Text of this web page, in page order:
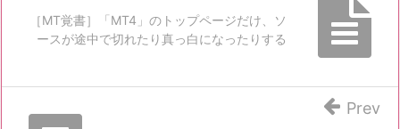
［MT覚書］「MT4」のトップページだけ、ソ
ースが途中で切れたり真っ白になったりする
Prev